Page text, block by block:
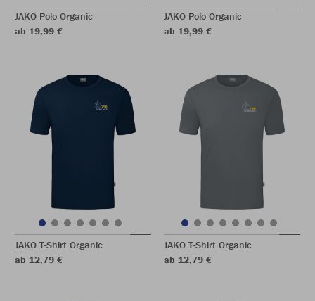
JAKO Polo Organic
ab 19,99 €
JAKO Polo Organic
ab 19,99 €
JAKO T-Shirt Organic
ab 12,79 €
JAKO T-Shirt Organic
ab 12,79 €